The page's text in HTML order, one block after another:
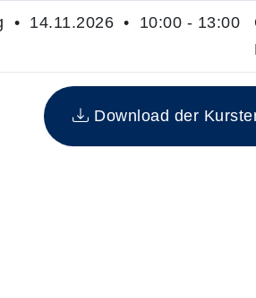
1 Termine zum diesen Kurs
• 14.11.2026 • 10:00 - 13:00
Download der